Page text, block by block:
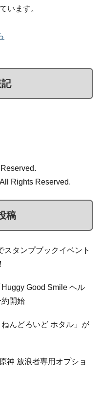
います。
Rights Reserved.
稿
スタンプブックイベント
Huggy Good Smile ヘル
開始
んどろいど ホタル」が
神 放浪者専用オプショ